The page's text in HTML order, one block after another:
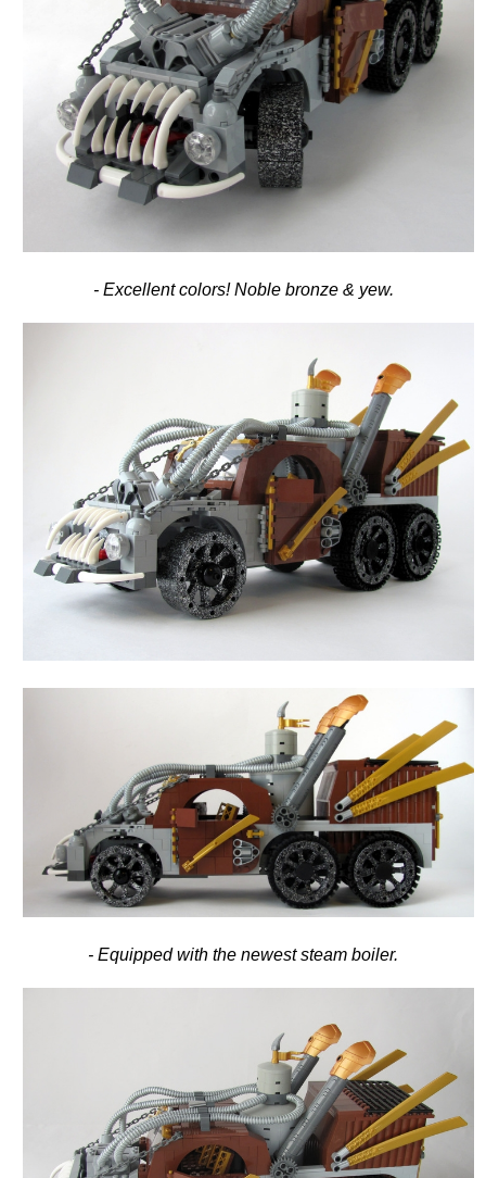
- Excellent colors! Noble bronze & yew.
- Equipped with the newest steam boiler.